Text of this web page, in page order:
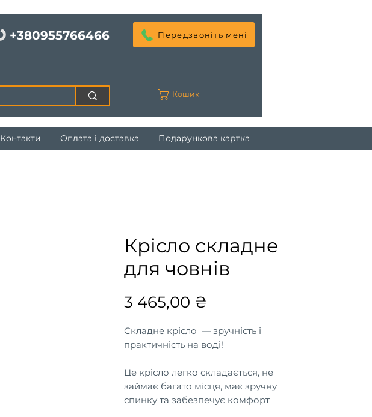
+380955766466 Передзвоніть мені
Кошик
Контакти Оплата і доставка Подарункова картка
Крісло складне
для човнів
3 465,00 ₴
Складне крісло — зручність і
практичність на воді!
Це крісло легко складається, не
займає багато місця, має зручну
спинку та забезпечує комфорт